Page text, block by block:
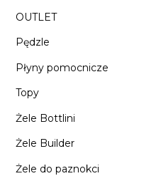
OUTLET
Pędzle
Płyny pomocnicze
Topy
Żele Bottlini
Żele Builder
Żele do paznokci